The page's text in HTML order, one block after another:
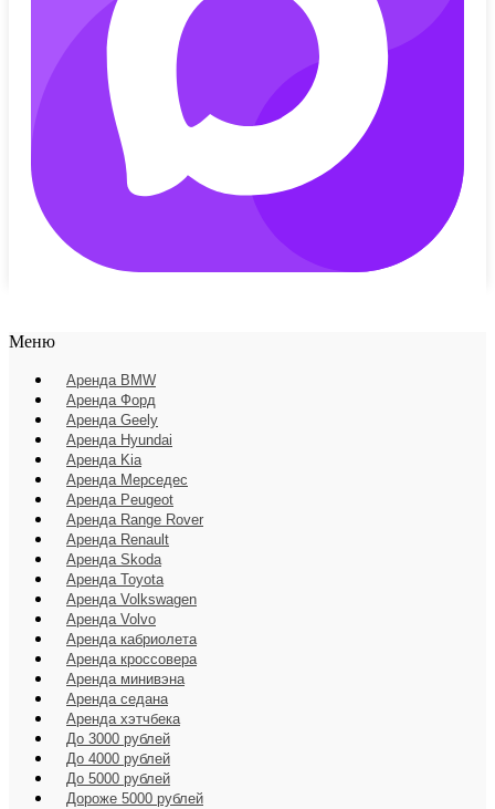
Меню
Аренда BMW
Аренда Форд
Аренда Geely
Аренда Hyundai
Аренда Kia
Аренда Мерседес
Аренда Peugeot
Аренда Range Rover
Аренда Renault
Аренда Skoda
Аренда Toyota
Аренда Volkswagen
Аренда Volvo
Аренда кабриолета
Аренда кроссовера
Аренда минивэна
Аренда седана
Аренда хэтчбека
До 3000 рублей
До 4000 рублей
До 5000 рублей
Дороже 5000 рублей